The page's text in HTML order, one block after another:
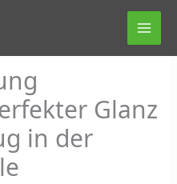
Glanz
in der